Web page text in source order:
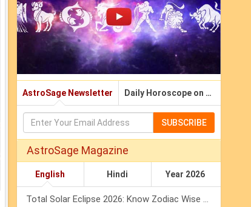
AstroSage Newsletter Daily Horoscope on Email
SUBSCRIBE
AstroSage Magazine
English Hindi Year 2026
Total Solar Eclipse 2026: Know Zodiac Wise Prediction